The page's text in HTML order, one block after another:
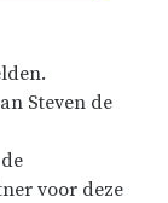
Steven de
voor deze